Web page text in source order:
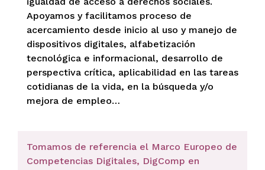
Apoyamos y facilitamos proceso de
acercamiento desde inicio al uso y manejo de
dispositivos digitales, alfabetización
tecnológica e informacional, desarrollo de
perspectiva crítica, aplicabilidad en las tareas
cotidianas de la vida, en la búsqueda y/o
mejora de empleo…
Tomamos de referencia el Marco Europeo de
Competencias Digitales, DigComp en